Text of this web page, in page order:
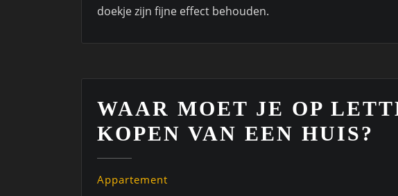
doekje zijn fijne effect behouden.
WAAR MOET JE OP
KOPEN VAN EEN HUIS?
Appartement